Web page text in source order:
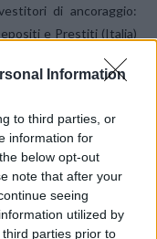
Information
to third parties, or
information for
below opt-out
note that after your
seeing
utilized by
parties prior to
di ancoraggio:
e Prestiti (Italia)
regioni poco servite
responsabile per
all’annuncio di
partner finanziari per
larga. Si tratta di uno